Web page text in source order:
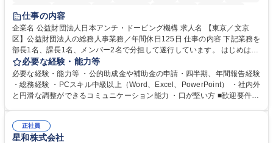
賞与あり
育休あり
食事補助あり
仕事の内容
企業名 公益財団法人日本アンチ・ドーピング機構 求人名 【東京／文京
区】公益財団法人の総務人事業務／年間休日125日 仕事の内容 下記業務を
部長1名、課長1名、メンバー2名で分担して遂行しています。 はじめは担
当者として業務を覚えていただき、ゆくゆくはリーダーやマネージャーポ
ジションとして活躍いただくことを期待しています。 【総務・人事グルー
プの業務内容】 ・人事制度関連 ・採用活動 ・教育研修の企画、実行 ・勤
怠管理 ・官公庁への各種提出 ・法定の会議運営（評議員会、理事会） ・
管理 ・福利厚生関連 ・職員からの問合せ、相談対応 ・その他日常の総務
業務全般 募集職種 【東京／文京区】公益財団法人の総務人事業務／年間
必要な経験・能力等
必要な経験・能力等 ・公的助成金や補助金の申請・四半期、年間報告経験
・総務経験 ・PCスキル中級以上（Word、Excel、PowerPoint） ・社内外
と円滑な調整ができるコミュニケーション能力 ・口が堅い方 ■歓迎要件
正社員
星和株式会社